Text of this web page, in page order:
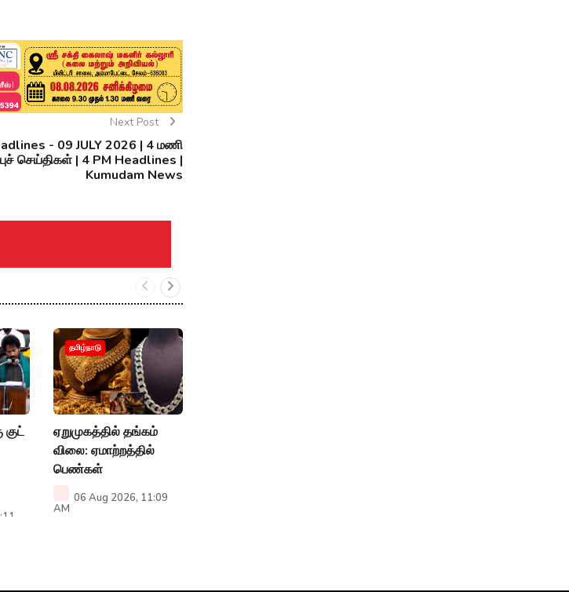
Next Post
- 09 JULY 2026 | 4 மணி
செய்திகள் | 4 PM Headlines |
Kumudam News
தமிழ்நாடு
ஏறுமுகத்தில் தங்கம்
விலை: ஏமாற்றத்தில்
பெண்கள்
06 Aug 2026, 11:09
AM